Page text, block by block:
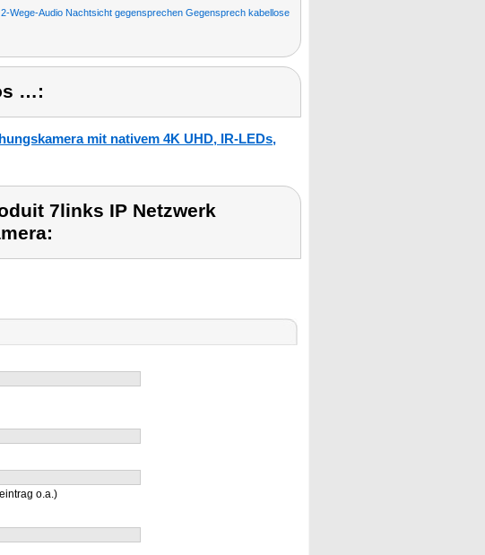
2-Wege-Audio Nachtsicht gegensprechen Gegensprech kabellose
…:
mit nativem 4K UHD, IR-LEDs,
7links IP Netzwerk
o.a.)